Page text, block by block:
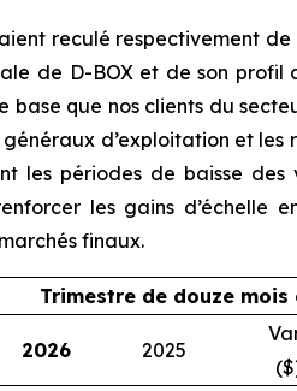
reculé respectivement de
de D-BOX et de son profil
base que nos clients du
d’exploitation et les
les périodes de baisse des
les gains d’échelle
finaux.
Trimestre de douze mois
2026 2025